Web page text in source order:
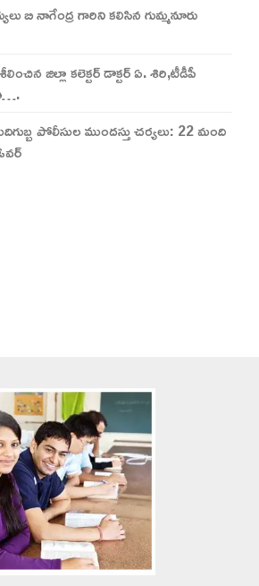
బి నాగేంద్ర గారిని కలిసిన గుమ్మనూరు
జిల్లా కలెక్టర్ డాక్టర్ ఏ. శిరి,టీడీపీ
పోలీసుల ముందస్తు చర్యలు: 22 మంది